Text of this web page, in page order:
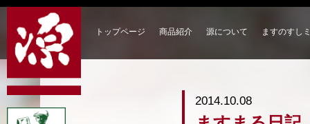
トップページ 商品紹介 源について ますのすし
2014.10.08